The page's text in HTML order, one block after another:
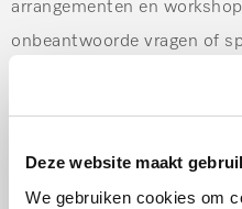
Deze website maakt
We gebruiken cookies om
arrangementen en
onbeantwoorde vragen of
Vraag brochure aan